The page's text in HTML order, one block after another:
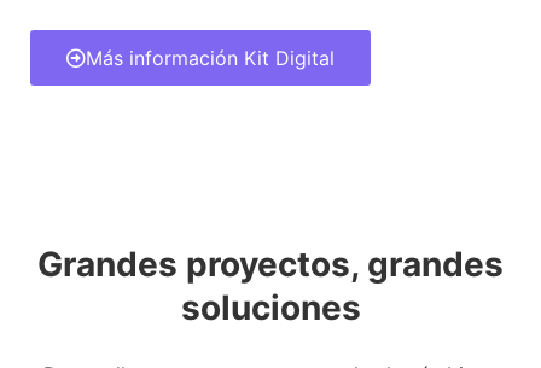
Más información Kit Digital
Grandes proyectos, grandes
soluciones